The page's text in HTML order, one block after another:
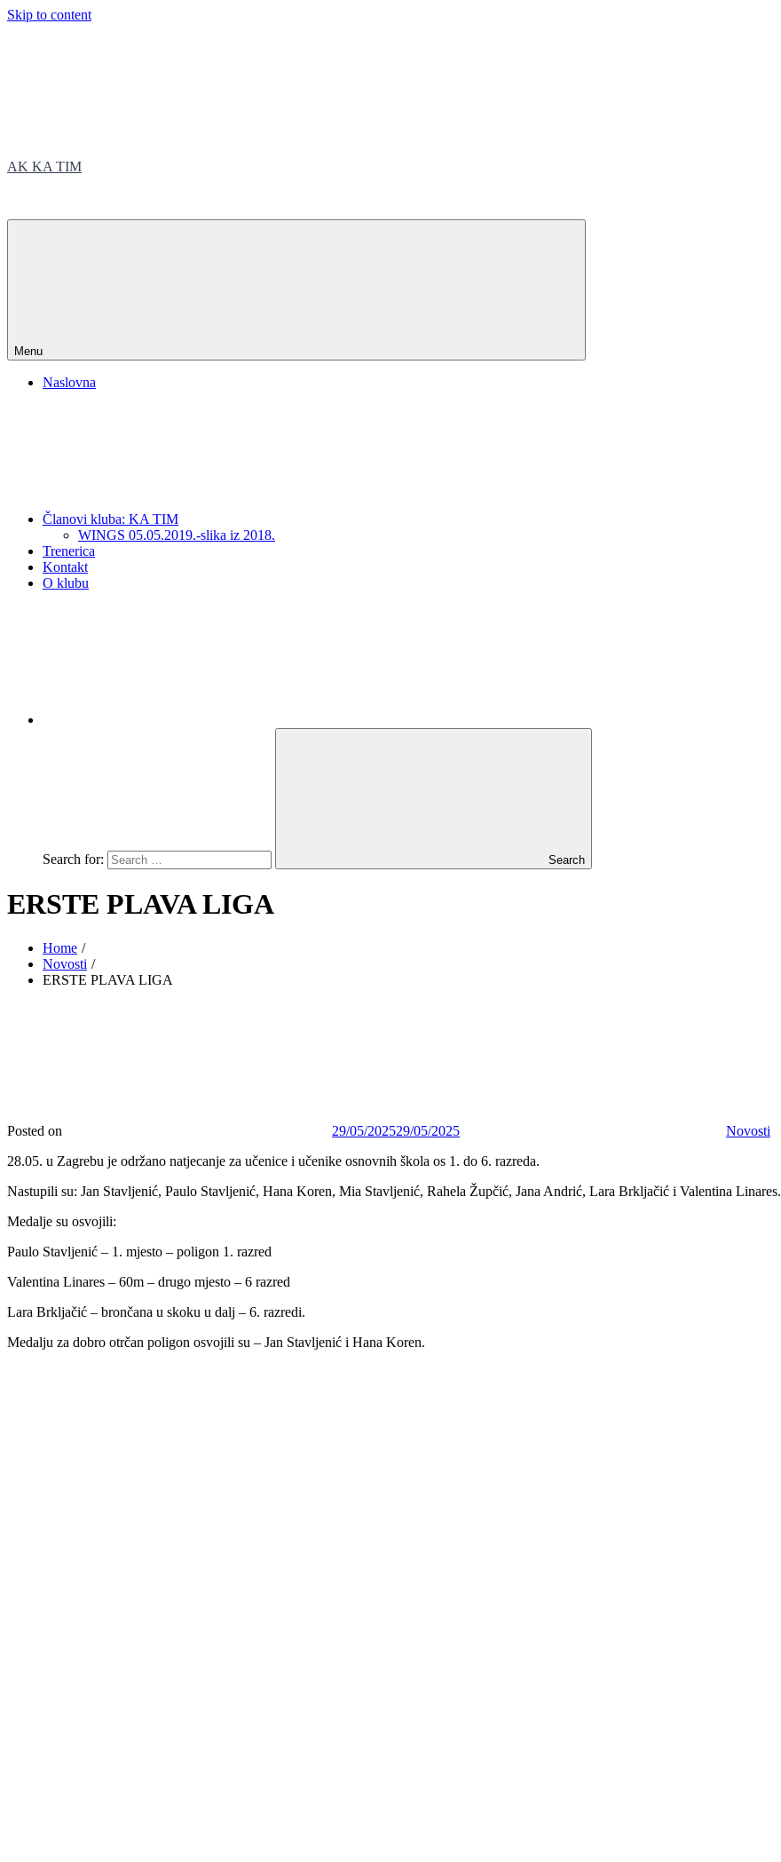
Skip to content
AK KA TIM
Menu
Naslovna
Članovi kluba: KA TIM
WINGS 05.05.2019.-slika iz 2018.
Trenerica
Kontakt
O klubu
Search for: Search
ERSTE PLAVA LIGA
Home
Novosti
ERSTE PLAVA LIGA
Posted on 29/05/202529/05/2025
Novosti
28.05. u Zagrebu je održano natjecanje za učenice i učenike osnovnih škola os 1. do 6. razreda.
Nastupili su: Jan Stavljenić, Paulo Stavljenić, Hana Koren, Mia Stavljenić, Rahela Župčić, Jana Andrić, Lara Brkljačić i Valentina Linares.
Medalje su osvojili:
Paulo Stavljenić – 1. mjesto – poligon 1. razred
Valentina Linares – 60m – drugo mjesto – 6 razred
Lara Brkljačić – brončana u skoku u dalj – 6. razredi.
Medalju za dobro otrčan poligon osvojili su – Jan Stavljenić i Hana Koren.